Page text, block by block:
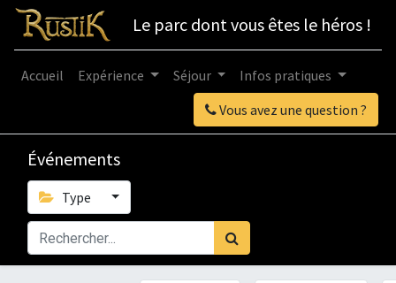
Le parc dont vous êtes le héros !
Vous avez une question ?
Accueil Expérience Séjour Infos pratiques
Événements
Type